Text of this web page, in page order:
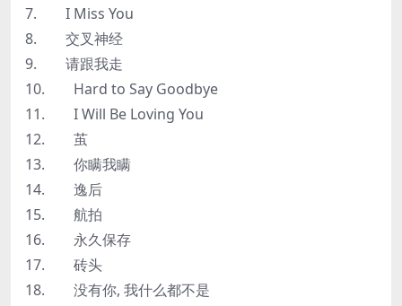
7. I Miss You
8. 交叉神经
9. 请跟我走
10. Hard to Say Goodbye
11. I Will Be Loving You
12. 茧
13. 你瞒我瞒
14. 逸后
15. 航拍
16. 永久保存
17. 砖头
18. 没有你, 我什么都不是